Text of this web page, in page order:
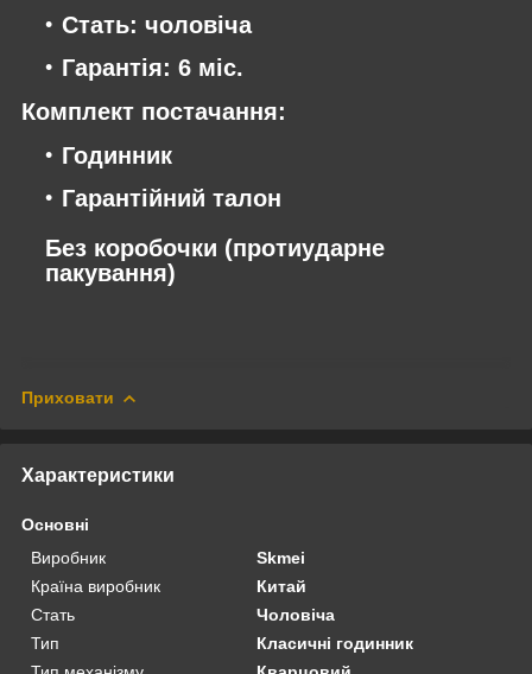
Стать: чоловіча
Гарантія: 6 міс.
Комплект постачання:
Годинник
Гарантійний талон
Без коробочки (протиударне
пакування)
Приховати
Характеристики
Основні
Виробник
Skmei
Країна виробник
Китай
Стать
Чоловіча
Тип
Класичні годинник